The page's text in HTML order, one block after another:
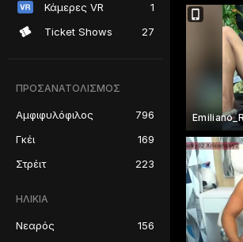
Κάμερες VR
1
Ticket Shows
27
ΠΡΟΣΑΝΑΤΟΛΙΣΜΌΣ
Αμφιφυλόφιλος
796
Γκέι
169
Στρέιτ
223
ΗΛΙΚΊΑ
Νεαρός
156